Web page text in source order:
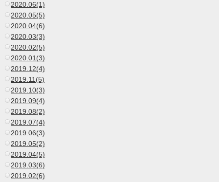
2020.06(1)
2020.05(5)
2020.04(6)
2020.03(3)
2020.02(5)
2020.01(3)
2019.12(4)
2019.11(5)
2019.10(3)
2019.09(4)
2019.08(2)
2019.07(4)
2019.06(3)
2019.05(2)
2019.04(5)
2019.03(6)
2019.02(6)